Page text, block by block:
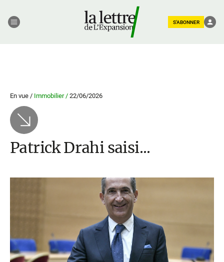
S'ABONNER
En vue / Immobilier / 22/06/2026
Patrick Drahi saisi...